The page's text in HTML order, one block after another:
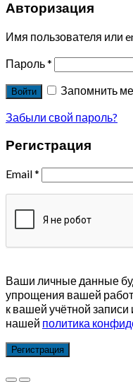
Авторизация
Имя пользователя или
Пароль*
Войти
Запомнить
Забыли свой пароль?
Регистрация
Email*
Ваши личные данные
упрощения вашей
к вашей учётной
нашей политика
Регистрация